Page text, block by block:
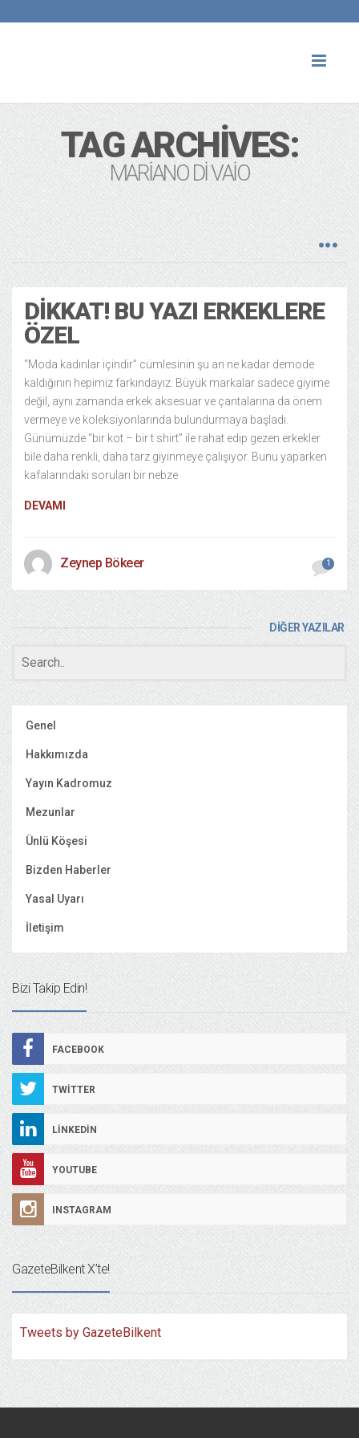
TAG ARCHIVES:
MARIANO DI VAIO
DIKKAT! BU YAZI ERKEKLERE
ÖZEL
“Moda kadınlar içindir” cümlesinin şu an ne kadar demode
kaldığının hepimiz farkındayız. Büyük markalar sadece giyime
değil, aynı zamanda erkek aksesuar ve çantalarına da önem
vermeye ve koleksiyonlarında bulundurmaya başladı.
Günümüzde “bir kot – bir t shirt” ile rahat edip gezen erkekler
bile daha renkli, daha tarz giyinmeye çalışıyor. Bunu yaparken
kafalarındaki soruları bir nebze
DEVAMI
Zeynep Bökeer 1
DİĞER YAZILAR
Genel
Hakkımızda
Yayın Kadromuz
Mezunlar
Ünlü Köşesi
Bizden Haberler
Yasal Uyarı
İletişim
Bizi Takip Edin!
FACEBOOK
TWITTER
LINKEDIN
YOUTUBE
INSTAGRAM
GazeteBilkent X’te!
Tweets by GazeteBilkent